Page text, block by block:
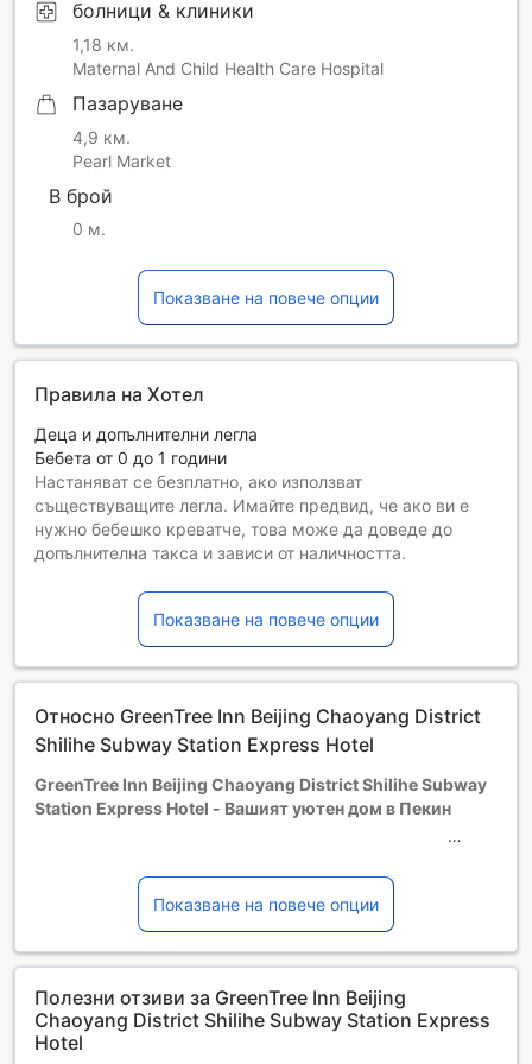
болници & клиники
1,18 км.
Maternal And Child Health Care Hospital
Пазаруване
4,9 км.
Pearl Market
В брой
0 м.
Показване на повече опции
Правила на Хотел
Деца и допълнителни легла
Бебета от 0 до 1 години
Настаняват се безплатно, ако използват
съществуващите легла. Имайте предвид, че ако ви е
нужно бебешко креватче, това може да доведе до
допълнителна такса и зависи от наличността.
Безплатен престой, ако се използват наличните легла.
Гостите, навършили {0} години, се считат за възрастни
Възможността за допълнителни легла зависи от
избрания тип стая. За повече информация вижте
При резервиране на повече от 5 стаи е възможно да се
прилагат различни условия и допълнителни плащания.
Показване на повече опции
Относно GreenTree Inn Beijing Chaoyang District
Shilihe Subway Station Express Hotel
GreenTree Inn Beijing Chaoyang District Shilihe Subway
Station Express Hotel - Вашият уютен дом в Пекин
Разположен в сърцето на Пекин, GreenTree Inn Beijing
Chaoyang District Shilihe Subway Station Express Hotel
предлага идеалното съчетание от комфорт и удобство.
Със своите 129 стаи, хотелът е построен през 2013
година и предлага съвременни удобства, които ще
направят престоя ви незабравим. Намирайки се на 8.5
км от централната част на града, вие ще имате бърз
достъп до основните атракции и забележителности на
Показване на повече опции
Полезни отзиви за GreenTree Inn Beijing
Chaoyang District Shilihe Subway Station Express
Hotel